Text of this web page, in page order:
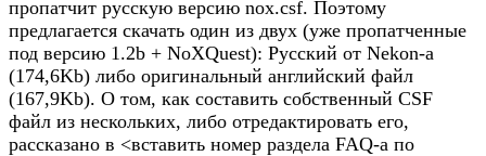
пропатчит русскую версию nox.csf. Поэтому
предлагается скачать один из двух (уже пропатченные
под версию 1.2b + NoXQuest): Русский от Nekon-а
(174,6Kb) либо оригинальный английский файл
(167,9Kb). О том, как составить собственный CSF
файл из нескольких, либо отредактировать его,
рассказано в <вставить номер раздела FAQ-а по